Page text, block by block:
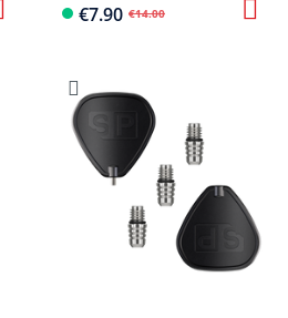
€7.90 €14.00